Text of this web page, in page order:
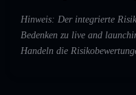
Hinweis: Der integrierte
Bedenken zu live and
Handeln die